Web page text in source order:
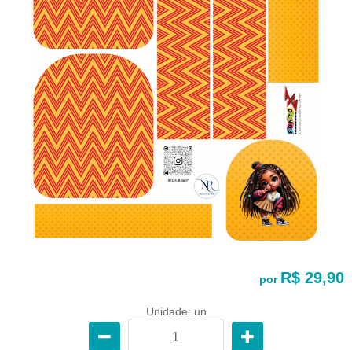
por R$ 29,90
Unidade: un